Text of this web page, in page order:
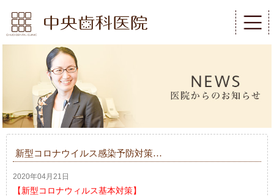
新型コロナウイルス感染予防対策…
2020年04月21日
【新型コロナウィルス基本対策】